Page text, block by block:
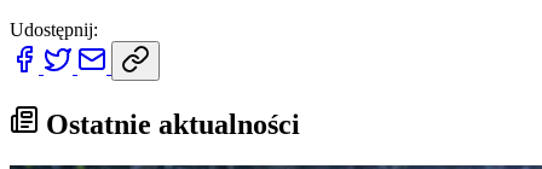
Udostępnij:
Ostatnie aktualności